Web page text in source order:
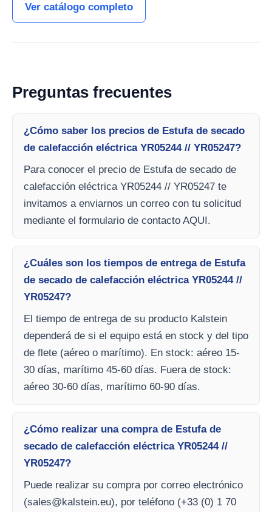
Ver catálogo completo
Preguntas frecuentes
¿Cómo saber los precios de Estufa de secado
de calefacción eléctrica YR05244 // YR05247?
Para conocer el precio de Estufa de secado de
calefacción eléctrica YR05244 // YR05247 te
invitamos a enviarnos un correo con tu solicitud
mediante el formulario de contacto AQUI.
¿Cuáles son los tiempos de entrega de Estufa
de secado de calefacción eléctrica YR05244 //
YR05247?
El tiempo de entrega de su producto Kalstein
dependerá de si el equipo está en stock y del tipo
de flete (aéreo o marítimo). En stock: aéreo 15-
30 días, marítimo 45-60 días. Fuera de stock:
aéreo 30-60 días, marítimo 60-90 días.
¿Cómo realizar una compra de Estufa de
secado de calefacción eléctrica YR05244 //
YR05247?
Puede realizar su compra por correo electrónico
(sales@kalstein.eu), por teléfono (+33 (0) 1 70